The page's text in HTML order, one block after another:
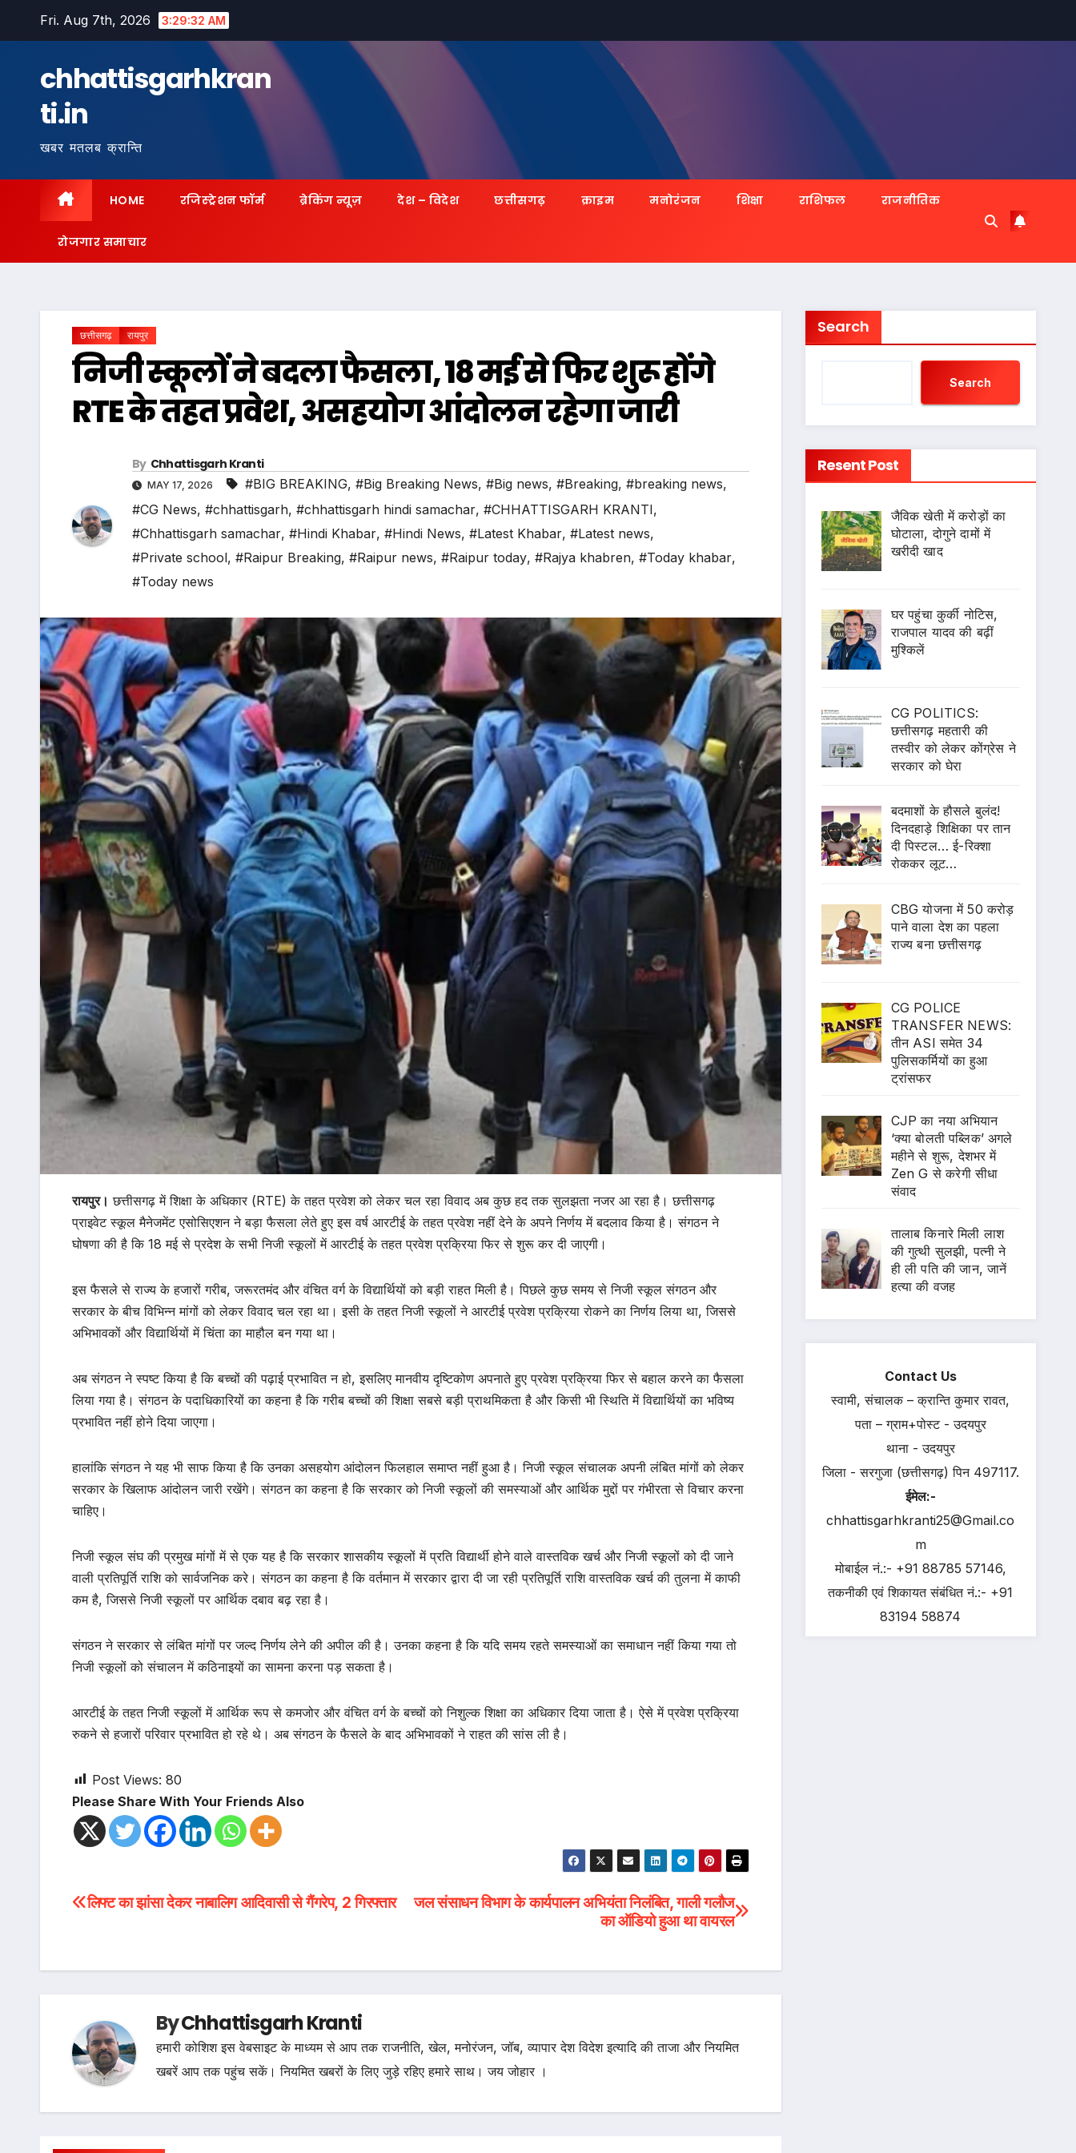
Fri. Aug 7th, 2026 3:29:33 AM
chhattisgarhkran
ti.in
खबर मतलब क्रान्ति
HOME रजिस्ट्रेशन फॉर्म ब्रेकिंग न्यूज़ देश – विदेश छत्तीसगढ़ क्राइम मनोरंजन शिक्षा राशिफल राजनीतिक
रोजगार समाचार
छत्तीसगढ़ रायपुर
निजी स्कूलों ने बदला फैसला, 18 मई से फिर शुरू होंगे
RTE के तहत प्रवेश, असहयोग आंदोलन रहेगा जारी
By Chhattisgarh Kranti
MAY 17, 2026 #BIG BREAKING, #Big Breaking News, #Big news, #Breaking, #breaking news,
#CG News, #chhattisgarh, #chhattisgarh hindi samachar, #CHHATTISGARH KRANTI,
#Chhattisgarh samachar, #Hindi Khabar, #Hindi News, #Latest Khabar, #Latest news,
#Private school, #Raipur Breaking, #Raipur news, #Raipur today, #Rajya khabren, #Today khabar,
#Today news
रायपुर। छत्तीसगढ़ में शिक्षा के अधिकार (RTE) के तहत प्रवेश को लेकर चल रहा विवाद अब कुछ हद तक सुलझता नजर आ रहा है। छत्तीसगढ़
प्राइवेट स्कूल मैनेजमेंट एसोसिएशन ने बड़ा फैसला लेते हुए इस वर्ष आरटीई के तहत प्रवेश नहीं देने के अपने निर्णय में बदलाव किया है। संगठन ने
घोषणा की है कि 18 मई से प्रदेश के सभी निजी स्कूलों में आरटीई के तहत प्रवेश प्रक्रिया फिर से शुरू कर दी जाएगी।
इस फैसले से राज्य के हजारों गरीब, जरूरतमंद और वंचित वर्ग के विद्यार्थियों को बड़ी राहत मिली है। पिछले कुछ समय से निजी स्कूल संगठन और
सरकार के बीच विभिन्न मांगों को लेकर विवाद चल रहा था। इसी के तहत निजी स्कूलों ने आरटीई प्रवेश प्रक्रिया रोकने का निर्णय लिया था, जिससे
अभिभावकों और विद्यार्थियों में चिंता का माहौल बन गया था।
अब संगठन ने स्पष्ट किया है कि बच्चों की पढ़ाई प्रभावित न हो, इसलिए मानवीय दृष्टिकोण अपनाते हुए प्रवेश प्रक्रिया फिर से बहाल करने का फैसला
लिया गया है। संगठन के पदाधिकारियों का कहना है कि गरीब बच्चों की शिक्षा सबसे बड़ी प्राथमिकता है और किसी भी स्थिति में विद्यार्थियों का भविष्य
प्रभावित नहीं होने दिया जाएगा।
हालांकि संगठन ने यह भी साफ किया है कि उनका असहयोग आंदोलन फिलहाल समाप्त नहीं हुआ है। निजी स्कूल संचालक अपनी लंबित मांगों को लेकर
सरकार के खिलाफ आंदोलन जारी रखेंगे। संगठन का कहना है कि सरकार को निजी स्कूलों की समस्याओं और आर्थिक मुद्दों पर गंभीरता से विचार करना
चाहिए।
निजी स्कूल संघ की प्रमुख मांगों में से एक यह है कि सरकार शासकीय स्कूलों में प्रति विद्यार्थी होने वाले वास्तविक खर्च और निजी स्कूलों को दी जाने
वाली प्रतिपूर्ति राशि को सार्वजनिक करे। संगठन का कहना है कि वर्तमान में सरकार द्वारा दी जा रही प्रतिपूर्ति राशि वास्तविक खर्च की तुलना में काफी
कम है, जिससे निजी स्कूलों पर आर्थिक दबाव बढ़ रहा है।
संगठन ने सरकार से लंबित मांगों पर जल्द निर्णय लेने की अपील की है। उनका कहना है कि यदि समय रहते समस्याओं का समाधान नहीं किया गया तो
निजी स्कूलों को संचालन में कठिनाइयों का सामना करना पड़ सकता है।
आरटीई के तहत निजी स्कूलों में आर्थिक रूप से कमजोर और वंचित वर्ग के बच्चों को निशुल्क शिक्षा का अधिकार दिया जाता है। ऐसे में प्रवेश प्रक्रिया
रुकने से हजारों परिवार प्रभावित हो रहे थे। अब संगठन के फैसले के बाद अभिभावकों ने राहत की सांस ली है।
Post Views: 80
Please Share With Your Friends Also
Post
जल संसाधन विभाग के कार्यपालन अभियंता निलंबित, गाली गलौज
का ऑडियो हुआ था वायरल
लिफ्ट का झांसा देकर नाबालिग आदिवासी से गैंगरेप, 2 गिरफ्तार
ByChhattisgarh Kranti
हमारी कोशिश इस वेबसाइट के माध्यम से आप तक राजनीति, खेल, मनोरंजन, जॉब, व्यापार देश विदेश इत्यादि की ताजा और नियमित
खबरें आप तक पहुंच सकें। नियमित खबरों के लिए जुड़े रहिए हमारे साथ। जय जोहार ।
Search
Search
Resent Post
जैविक खेती में करोड़ों का
घोटाला, दोगुने दामों में
खरीदी खाद
घर पहुंचा कुर्की नोटिस,
राजपाल यादव की बढ़ीं
मुश्किलें
CG POLITICS:
छत्तीसगढ़ महतारी की
तस्वीर को लेकर कोंग्रेस ने
सरकार को घेरा
बदमाशों के हौसले बुलंद!
दिनदहाड़े शिक्षिका पर तान
दी पिस्टल… ई-रिक्शा
रोककर लूट…
CBG योजना में 50 करोड़
पाने वाला देश का पहला
राज्य बना छत्तीसगढ़
CG POLICE
TRANSFER NEWS:
तीन ASI समेत 34
पुलिसकर्मियों का हुआ
ट्रांसफर
CJP का नया अभियान
‘क्या बोलती पब्लिक’ अगले
महीने से शुरू, देशभर में
Zen G से करेगी सीधा
संवाद
तालाब किनारे मिली लाश
की गुत्थी सुलझी, पत्नी ने
ही ली पति की जान, जानें
हत्या की वजह
Contact Us
स्वामी, संचालक – क्रान्ति कुमार रावत,
पता – ग्राम+पोस्ट - उदयपुर
थाना - उदयपुर
जिला - सरगुजा (छत्तीसगढ़) पिन 497117.
ईमेल:-
chhattisgarhkranti25@Gmail.co
m
मोबाईल नं.:- +91 88785 57146,
तकनीकी एवं शिकायत संबंधित नं.:- +91
83194 58874